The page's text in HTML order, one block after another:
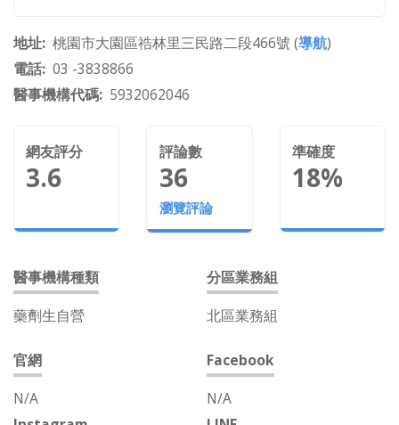
地址 桃園市大園區祰林里三民路二段466號 (導航)
電話 03 -3838866
醫事機構代碼 5932062046
網友評分
3.6
評論數
36
瀏覽評論
準確度
18%
醫事機構種類
藥劑生自營
分區業務組
北區業務組
官網
N/A
Facebook
N/A